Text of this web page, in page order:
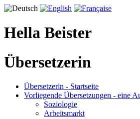
Hella Beister
Übersetzerin
Übersetzerin - Startseite
Vorliegende Übersetzungen - eine
Soziologie
Arbeitsmarkt